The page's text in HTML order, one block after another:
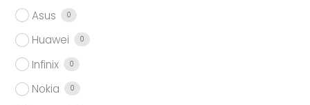
Asus 0
Huawei 0
Infinix 0
Nokia 0